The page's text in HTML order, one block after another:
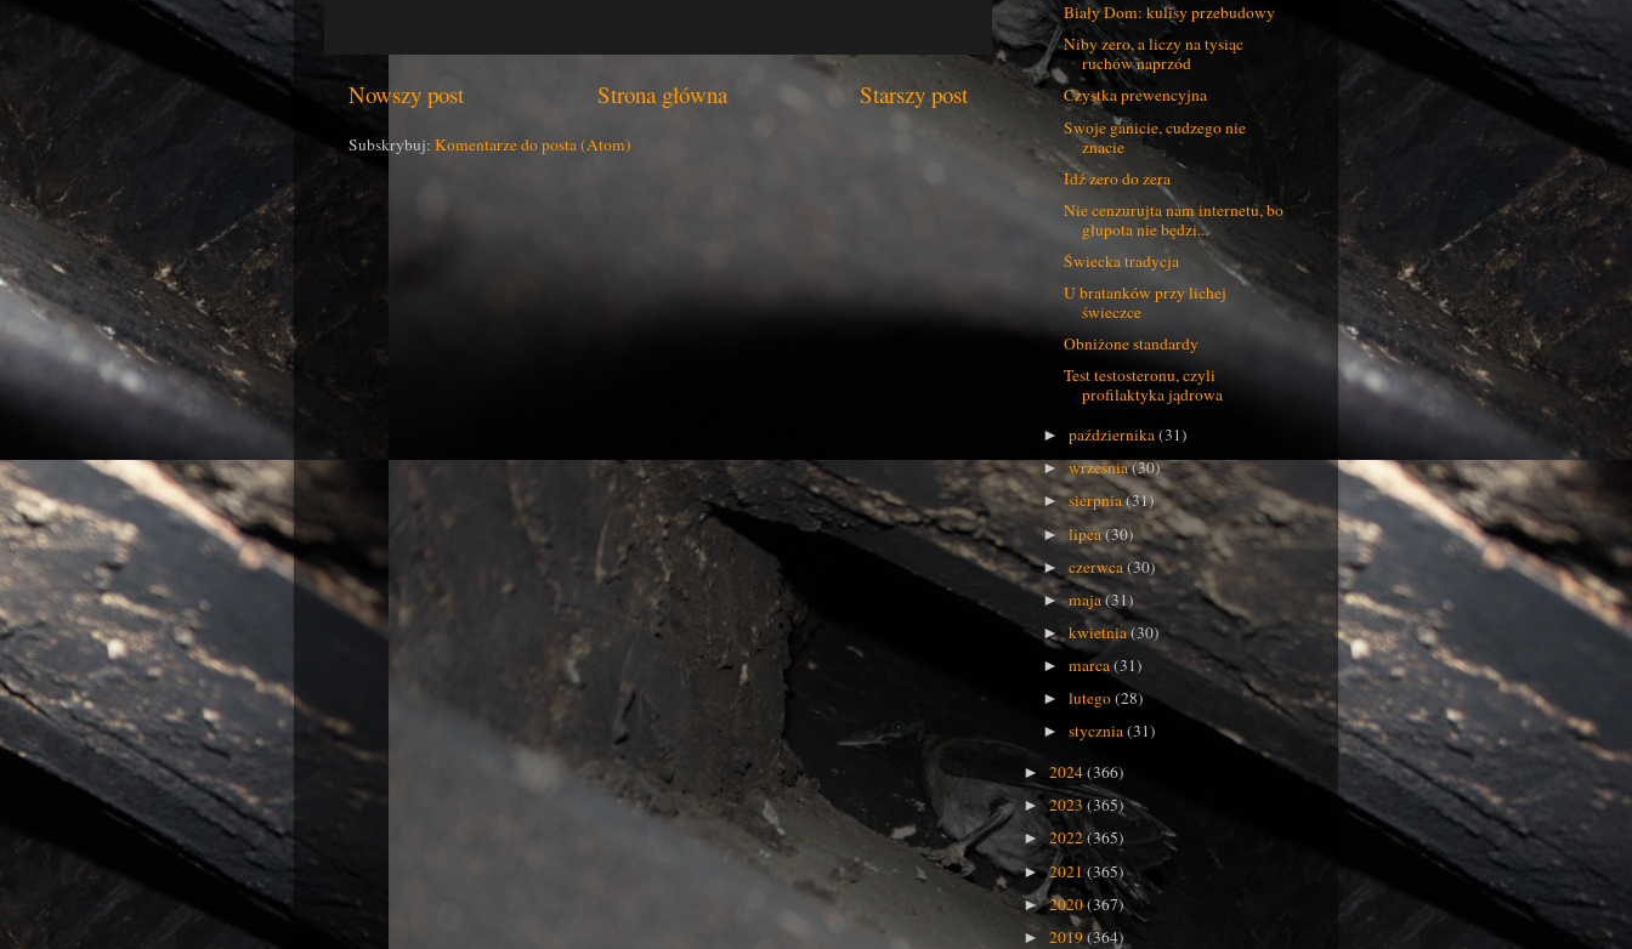
Nowszy post Starszy post
Strona główna
Subskrybuj: Komentarze do posta (Atom)
Biały Dom: kulisy przebudowy
Niby zero, a liczy na tysiąc
ruchów naprzód
Czystka prewencyjna
Swoje ganicie, cudzego nie
znacie
Idź zero do zera
Nie cenzurujta nam internetu, bo
głupota nie będzi...
Świecka tradycja
U bratanków przy lichej
świeczce
Obniżone standardy
Test testosteronu, czyli
profilaktyka jądrowa
►października(31)
►września(30)
►sierpnia(31)
►lipca(30)
►czerwca(30)
►maja(31)
►kwietnia(30)
►marca(31)
►lutego(28)
►stycznia(31)
► 2024(366)
►2023(365)
► 2022(365)
►2021(365)
►2020(367)
► 2019(364)